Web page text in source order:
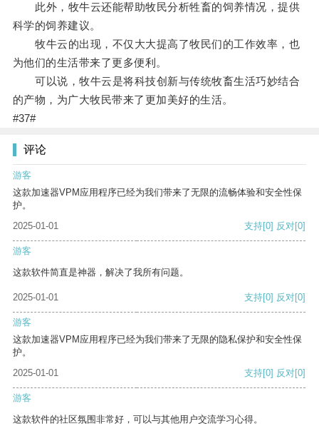
此外，牧牛云还能帮助牧民分析牲畜的饲养情况，提供
科学的饲养建议。
牧牛云的出现，不仅大大提高了牧民们的工作效率，也
为他们的生活带来了更多便利。
可以说，牧牛云是将科技创新与传统牧畜生活巧妙结合
的产物，为广大牧民带来了更加美好的生活。
#37#
评论
游客
这款加速器VPM应用程序已经为我们带来了无限的流畅体验和安全性保
护。
2025-01-01
支持[0] 反对[0]
游客
这款软件简直是神器，解决了我所有问题。
2025-01-01 支持[0] 反对[0]
游客
这款加速器VPM应用程序已经为我们带来了无限的隐私保护和安全性保
护。
2025-01-01
支持[0] 反对[0]
游客
这款软件的社区氛围非常好，可以与其他用户交流学习心得。